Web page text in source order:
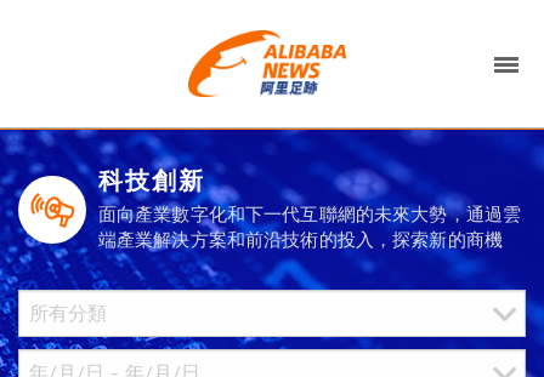
科技創新
面向產業數字化和下一代互聯網的未來大勢，通過雲
端產業解決方案和前沿技術的投入，探索新的商機